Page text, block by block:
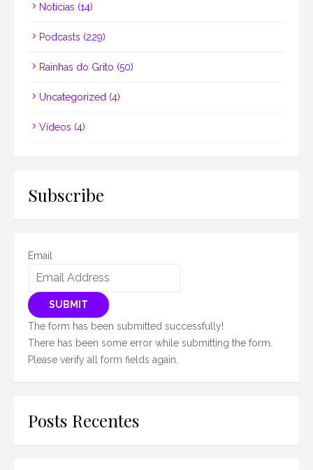
Notícias (14)
Podcasts (229)
Rainhas do Grito (50)
Uncategorized (4)
Vídeos (4)
Subscribe
Email
SUBMIT
The form has been submitted successfully!
There has been some error while submitting the form.
Please verify all form fields again.
Posts Recentes